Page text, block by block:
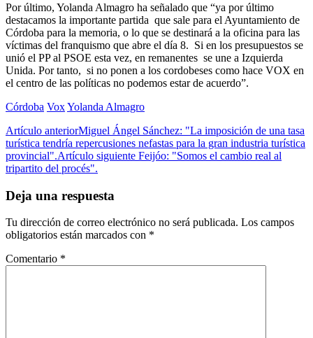
Por último, Yolanda Almagro ha señalado que “ya por último
destacamos la importante partida que sale para el Ayuntamiento de
Córdoba para la memoria, o lo que se destinará a la oficina para las
víctimas del franquismo que abre el día 8. Si en los presupuestos se
unió el PP al PSOE esta vez, en remanentes se une a Izquierda
Unida. Por tanto, si no ponen a los cordobeses como hace VOX en
el centro de las políticas no podemos estar de acuerdo”.
Córdoba VoxYolanda Almagro
Artículo anteriorMiguel Ángel Sánchez: "La imposición de una tasa
turística tendría repercusiones nefastas para la gran industria turística
provincial".Artículo siguiente Feijóo: "Somos el cambio real al
tripartito del procés".
Deja una respuesta
Tu dirección de correo electrónico no será publicada. Los campos
obligatorios están marcados con *
Comentario *